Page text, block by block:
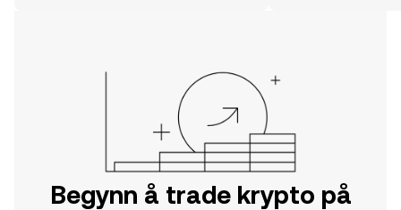
Begynn å trade krypto på